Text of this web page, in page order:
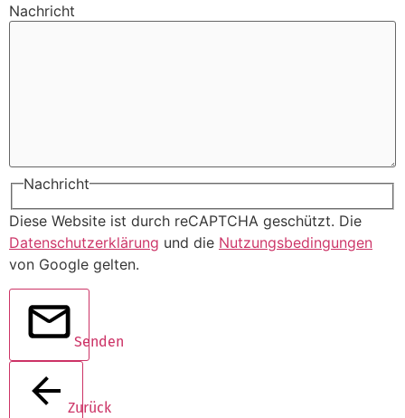
Nachricht
Nachricht
Diese Website ist durch reCAPTCHA geschützt. Die
Datenschutzerklärung und die Nutzungsbedingungen
von Google gelten.
Senden
Zurück